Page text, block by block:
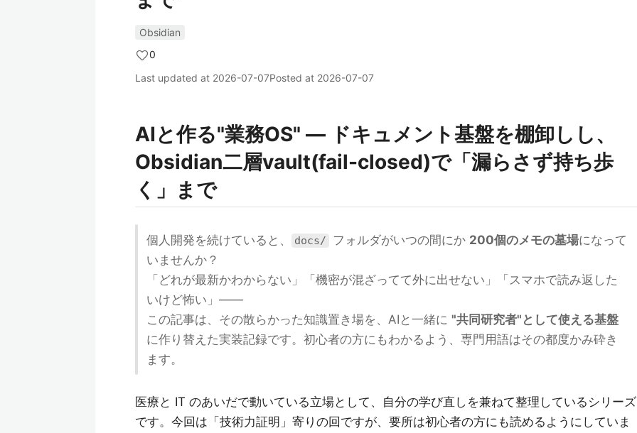
Obsidian
0
Last updated at 2026-07-07Posted at 2026-07-07
AIと作る"業務OS" — ドキュメント基盤を棚卸しし、
Obsidian二層vault(fail-closed)で「漏らさず持ち歩
く」まで
個人開発を続けていると、 docs/ フォルダがいつの間にか 200個のメモの墓場になって
いませんか？
「どれが最新かわからない」「機密が混ざってて外に出せない」「スマホで読み返した
いけど怖い」——
この記事は、その散らかった知識置き場を、AIと一緒に "共同研究者"として使える基盤
に作り替えた実装記録です。初心者の方にもわかるよう、専門用語はその都度かみ砕き
ます。
医療と IT のあいだで動いている立場として、自分の学び直しを兼ねて整理しているシリーズ
です。今回は「技術力証明」寄りの回ですが、要所は初心者の方にも読めるようにしていま